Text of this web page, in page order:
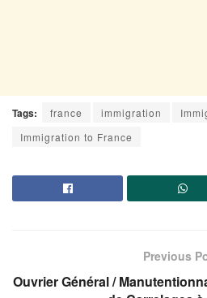
Tags: france immigration
Immigration to France
Previous
Ouvrier Général /